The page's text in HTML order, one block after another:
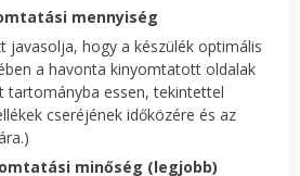
mennyiség
javasolja, hogy a készülék optimális
a havonta kinyomtatott oldalak
tartományba essen, tekintettel
cseréjének időközére és az
minőség (legjobb)